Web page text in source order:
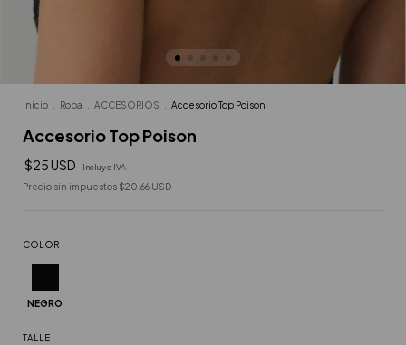
Inicio Ropa ACCESORIOS Accesorio Top Poison
Accesorio Top Poison
$25 USD Incluye IVA
Precio sin impuestos $20.66 USD
COLOR
NEGRO
TALLE